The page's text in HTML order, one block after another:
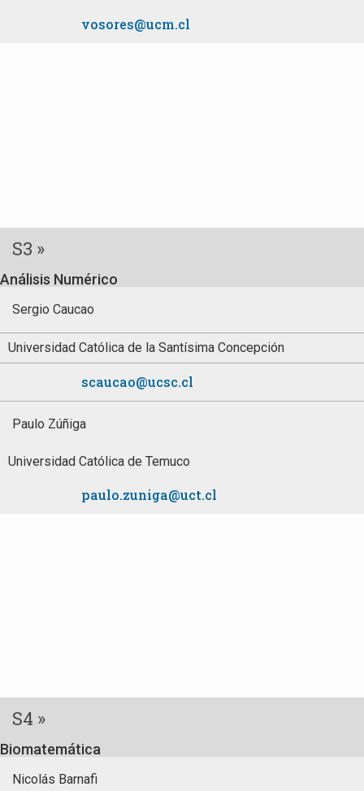
vosores@ucm.cl
S3 »
Análisis Numérico
Sergio Caucao
Universidad Católica de la Santísima Concepción
scaucao@ucsc.cl
Paulo Zúñiga
Universidad Católica de Temuco
paulo.zuniga@uct.cl
S4 »
Biomatemática
Nicolás Barnafi